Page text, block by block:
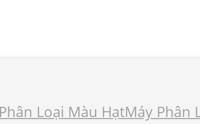
Loại Màu HạtMáy Phân